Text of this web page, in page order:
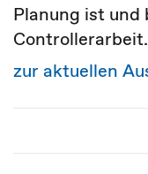
Planung ist
zur aktuellen